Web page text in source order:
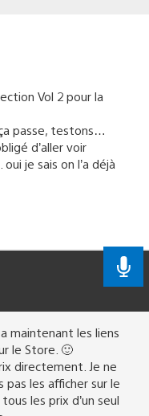
Vol 2 pour la
passe, testons…
d’aller voir
je sais on l’a déjà
maintenant les liens
le Store. 🙂
directement. Je ne
les afficher sur le
les prix d’un seul